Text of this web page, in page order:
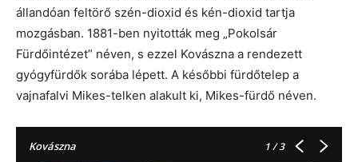
állandóan feltörő szén-dioxid és kén-dioxid tartja
mozgásban. 1881-ben nyitották meg „Pokolsár
Fürdőintézet” néven, s ezzel Kovászna a rendezett
gyógyfürdők sorába lépett. A későbbi fürdőtelep a
vajnafalvi Mikes-telken alakult ki, Mikes-fürdő néven.
Kovászna 1/ 3